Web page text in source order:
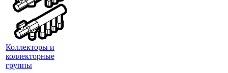
Коллекторы и
коллекторные
группы